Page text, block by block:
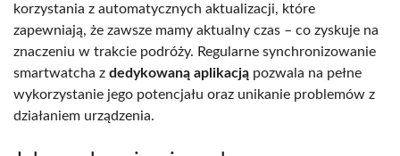
korzystania z automatycznych aktualizacji, które
zapewniają, że zawsze mamy aktualny czas – co zyskuje na
znaczeniu w trakcie podróży. Regularne synchronizowanie
smartwatcha z dedykowaną aplikacją pozwala na pełne
wykorzystanie jego potencjału oraz unikanie problemów z
działaniem urządzenia.